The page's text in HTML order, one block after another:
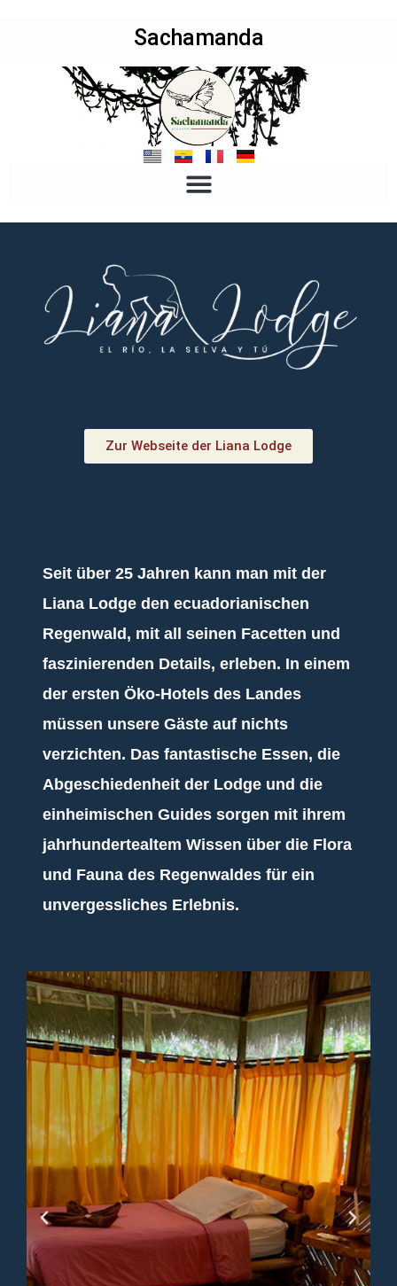
Sachamanda
Zur Webseite der Liana Lodge
Seit über 25 Jahren kann man mit der
Liana Lodge den ecuadorianischen
Regenwald, mit all seinen Facetten und
faszinierenden Details, erleben. In einem
der ersten Öko-Hotels des Landes
müssen unsere Gäste auf nichts
verzichten. Das fantastische Essen, die
Abgeschiedenheit der Lodge und die
einheimischen Guides sorgen mit ihrem
jahrhundertealtem Wissen über die Flora
und Fauna des Regenwaldes für ein
unvergessliches Erlebnis.